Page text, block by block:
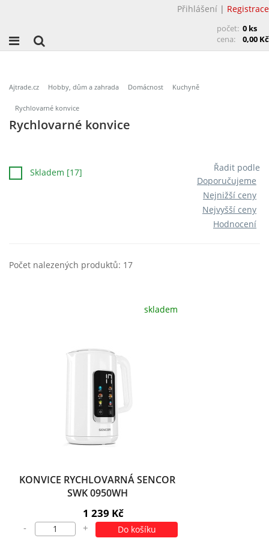
Přihlášení| Registrace
počet: 0 ks
cena:
0,00 Kč
Ajtrade.cz Hobby, dům a zahrada Domácnost Kuchyně
Rychlovarné konvice
Rychlovarné konvice
Skladem [17]
Řadit podle
Doporučujeme
Nejnižší ceny
Nejvyšší ceny
Hodnocení
Počet nalezených produktů: 17
skladem
KONVICE RYCHLOVARNÁ SENCOR
SWK 0950WH
1 239 Kč
- + Do košíku